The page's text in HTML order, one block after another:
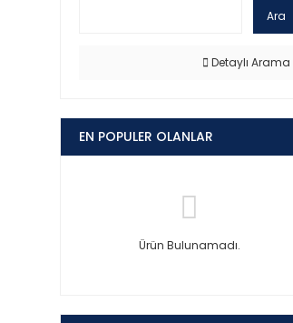
Ara
Detaylı Arama
EN POPULER OLANLAR
Ürün Bulunamadı.